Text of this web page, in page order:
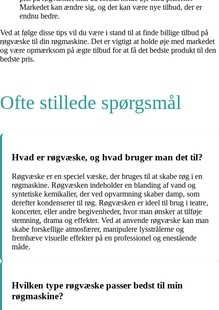
Markedet kan ændre sig, og der kan være nye tilbud, der er
endnu bedre.
Ved at følge disse tips vil du være i stand til at finde billige tilbud på
røgvæske til din røgmaskine. Det er vigtigt at holde øje med markedet
og være opmærksom på ægte tilbud for at få det bedste produkt til den
bedste pris.
Ofte stillede spørgsmål
Hvad er røgvæske, og hvad bruger man det til?
Røgvæske er en speciel væske, der bruges til at skabe røg i en
røgmaskine. Røgvæsken indeholder en blanding af vand og
syntetiske kemikalier, der ved opvarmning skaber damp, som
derefter kondenserer til røg. Røgvæsken er ideel til brug i teatre,
koncerter, eller andre begivenheder, hvor man ønsker at tilføje
stemning, drama og effekter. Ved at anvende røgvæske kan man
skabe forskellige atmosfærer, manipulere lysstrålerne og
fremhæve visuelle effekter på en professionel og enestående
måde.
Hvilken type røgvæske passer bedst til min
røgmaskine?